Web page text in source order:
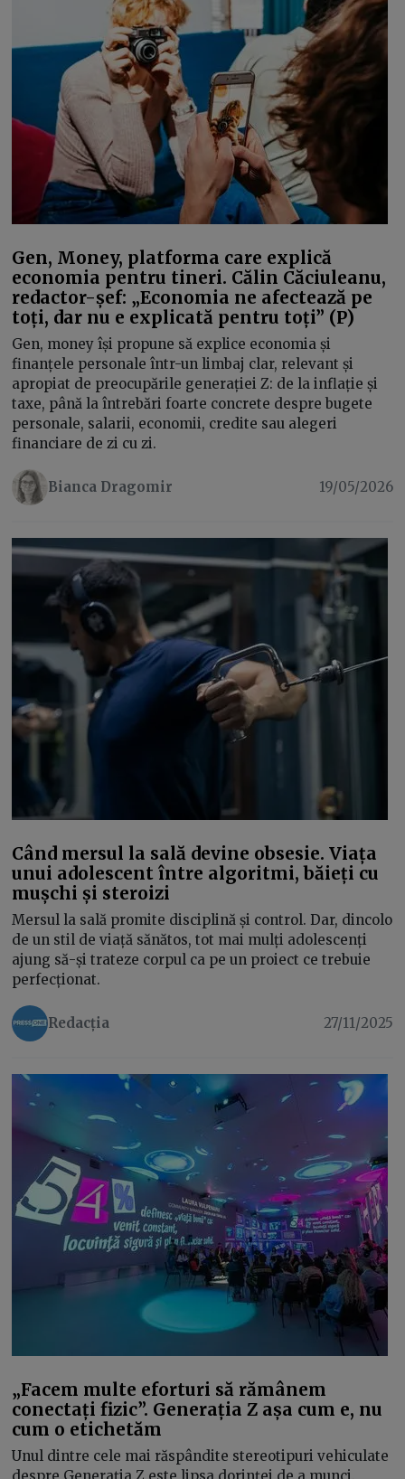
Gen, Money, platforma care explică
economia pentru tineri. Călin Căciuleanu,
redactor-șef: „Economia ne afectează pe
toți, dar nu e explicată pentru toți” (P)
Gen, money își propune să explice economia și
finanțele personale într-un limbaj clar, relevant și
apropiat de preocupările generației Z: de la inflație și
taxe, până la întrebări foarte concrete despre bugete
personale, salarii, economii, credite sau alegeri
financiare de zi cu zi.
Bianca Dragomir 19/05/2026
Când mersul la sală devine obsesie. Viața
unui adolescent între algoritmi, băieți cu
mușchi și steroizi
Mersul la sală promite disciplină și control. Dar, dincolo
de un stil de viață sănătos, tot mai mulți adolescenți
ajung să-și trateze corpul ca pe un proiect ce trebuie
perfecționat.
Redacția 27/11/2025
„Facem multe eforturi să rămânem
conectați fizic”. Generația Z așa cum e, nu
cum o etichetăm
Unul dintre cele mai răspândite stereotipuri vehiculate